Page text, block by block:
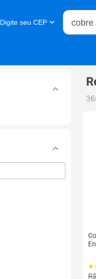
Digite seu CEP
Buscar